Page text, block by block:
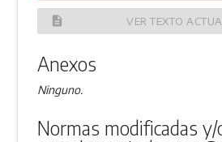
description VER TEXTO
Anexos
Ninguno.
Normas modificadas y/